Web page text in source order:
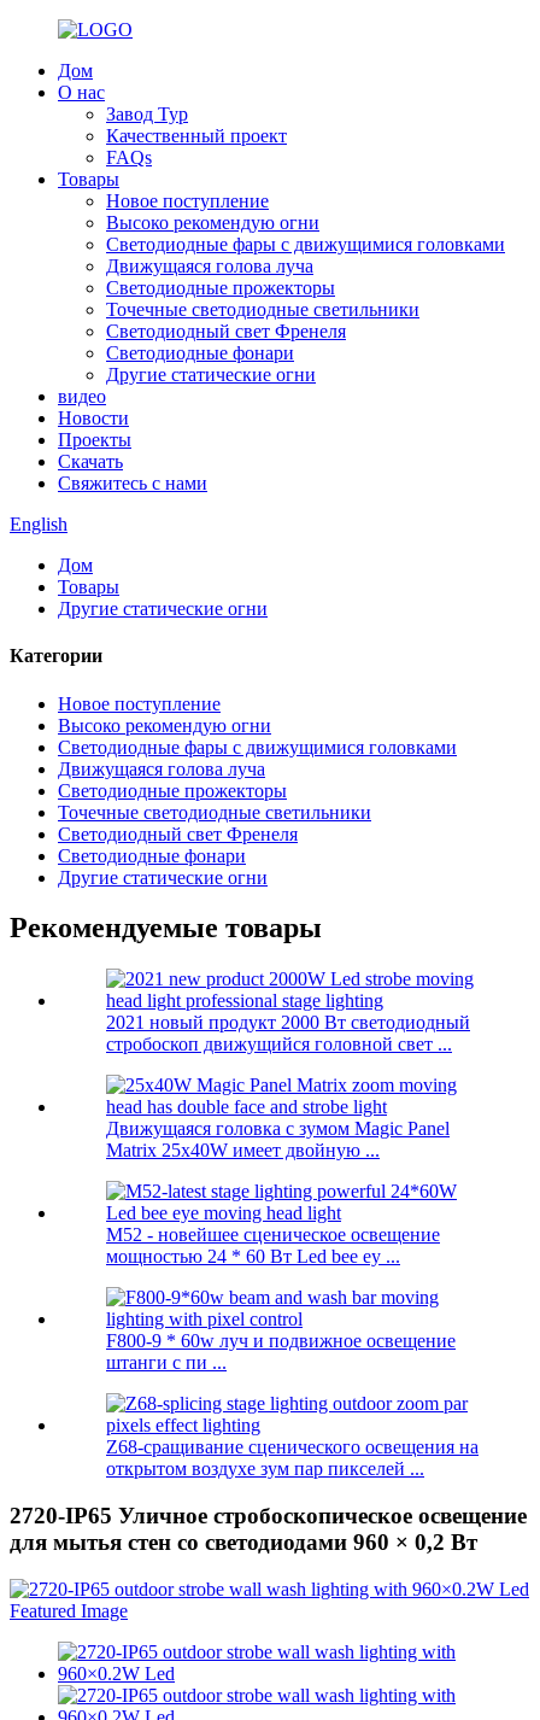
Дом
О нас
Завод Тур
Качественный проект
FAQs
Товары
Новое поступление
Высоко рекомендую огни
Светодиодные фары с движущимися головками
Движущаяся голова луча
Светодиодные прожекторы
Точечные светодиодные светильники
Светодиодный свет Френеля
Светодиодные фонари
Другие статические огни
видео
Новости
Проекты
Скачать
Свяжитесь с нами
English
Дом
Товары
Другие статические огни
Категории
Новое поступление
Высоко рекомендую огни
Светодиодные фары с движущимися головками
Движущаяся голова луча
Светодиодные прожекторы
Точечные светодиодные светильники
Светодиодный свет Френеля
Светодиодные фонари
Другие статические огни
Рекомендуемые товары
2021 новый продукт 2000 Вт светодиодный
стробоскоп движущийся головной свет ...
Движущаяся головка с зумом Magic Panel
Matrix 25x40W имеет двойную ...
M52 - новейшее сценическое освещение
мощностью 24 * 60 Вт Led bee ey ...
F800-9 * 60w луч и подвижное освещение
штанги с пи ...
Z68-сращивание сценического освещения на
открытом воздухе зум пар пикселей ...
2720-IP65 Уличное стробоскопическое освещение
для мытья стен со светодиодами 960 × 0,2 Вт